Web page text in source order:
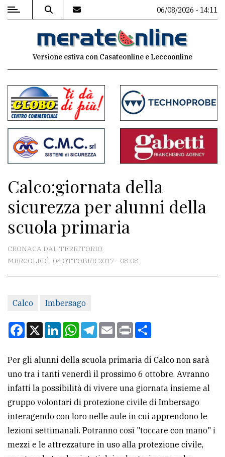
MENU
commenti
Contenuti
del
sito
Associazioni
Meteo
CONTATTI
Scrivici
Per
la
pubblicità
CERCA
Cerca
per
comune
06/08/2026 - 14:11
Versione estiva con Casateonline e Leccoonline
Calco:giornata della
sicurezza per alunni della
scuola primaria
CRONACA DAL TERRITORIO
MERCOLEDÌ, 04 OTTOBRE 2017 - 08:08
Calco Imbersago
Facebook
X LinkedInWhatsApp
Telegram
EmailPrint
Per gli alunni della scuola primaria di Calco non sarà
uno tra i tanti venerdì il prossimo 6 ottobre. Avranno
infatti la possibilità di vivere una giornata insieme al
gruppo volontari di protezione civile di Imbersago
interagendo con loro nelle aule in cui apprendono le
lezioni settimanali. Potranno così "toccare con mano" i
mezzi e le attrezzature in uso alla protezione civile,